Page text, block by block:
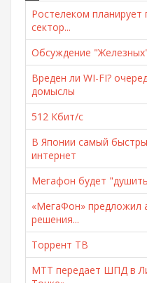
Ростелеком
сектор...
Обсуждение
Вреден ли WI-FI?
домыслы
512 Кбит/с
В Японии самый
интернет
Мегафон будет
«МегаФон» предложил
решения...
Торрент ТВ
МТТ передает ШПД в